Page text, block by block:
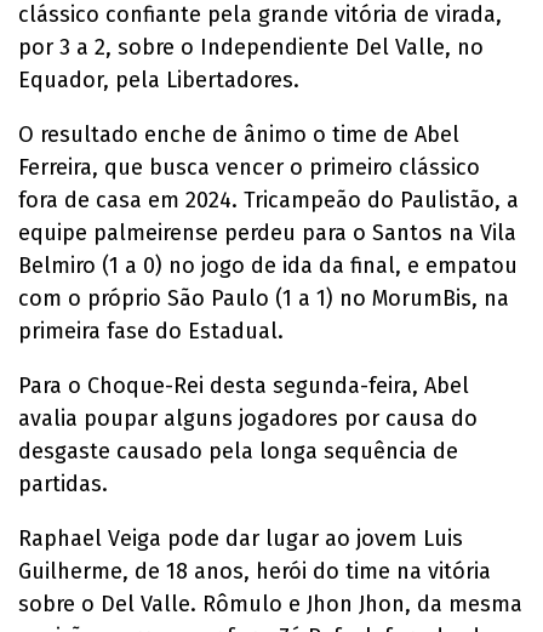
clássico confiante pela grande vitória de virada,
por 3 a 2, sobre o Independiente Del Valle, no
Equador, pela Libertadores.
O resultado enche de ânimo o time de Abel
Ferreira, que busca vencer o primeiro clássico
fora de casa em 2024. Tricampeão do Paulistão, a
equipe palmeirense perdeu para o Santos na Vila
Belmiro (1 a 0) no jogo de ida da final, e empatou
com o próprio São Paulo (1 a 1) no MorumBis, na
primeira fase do Estadual.
Para o Choque-Rei desta segunda-feira, Abel
avalia poupar alguns jogadores por causa do
desgaste causado pela longa sequência de
partidas.
Raphael Veiga pode dar lugar ao jovem Luis
Guilherme, de 18 anos, herói do time na vitória
sobre o Del Valle. Rômulo e Jhon Jhon, da mesma